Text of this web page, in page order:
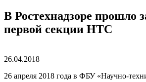
В Ростехнадзоре прошло
первой секции НТС
26.04.2018
26 апреля 2018 года в ФБУ «Научно-